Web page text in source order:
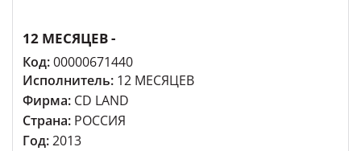
12 МЕСЯЦЕВ -
Код:00000671440
Исполнитель: 12 МЕСЯЦЕВ
Фирма: CD LAND
Страна: РОССИЯ
Год:2013